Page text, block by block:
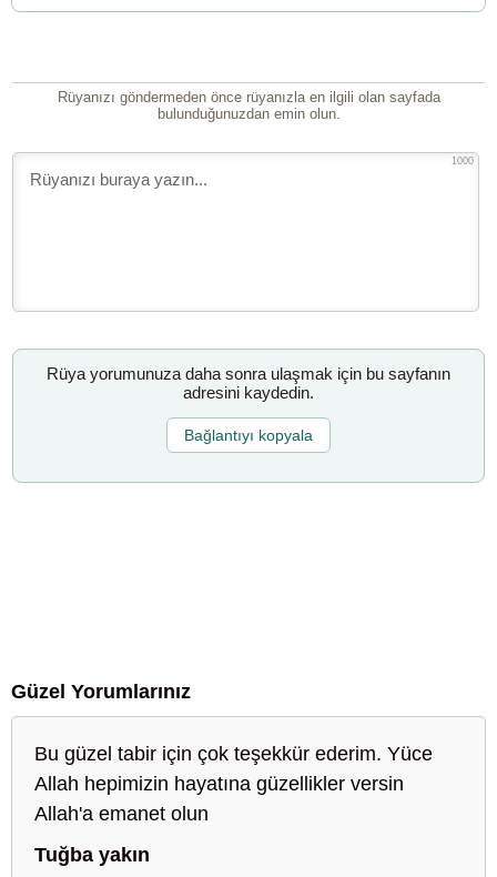
Rüyanızı göndermeden önce rüyanızla en ilgili olan sayfada
bulunduğunuzdan emin olun.
1000
Rüya yorumunuza daha sonra ulaşmak için bu sayfanın
adresini kaydedin.
Bağlantıyı kopyala
Güzel Yorumlarınız
Bu güzel tabir için çok teşekkür ederim. Yüce
Allah hepimizin hayatına güzellikler versin
Allah'a emanet olun
Tuğba yakın